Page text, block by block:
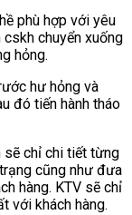
phù hợp với yêu
chuyển xuống
hỏng.
hư hỏng và
đó tiến hành tháo
sẽ chỉ chi tiết từng
cũng như đưa
hàng. KTV sẽ chỉ
với khách hàng.